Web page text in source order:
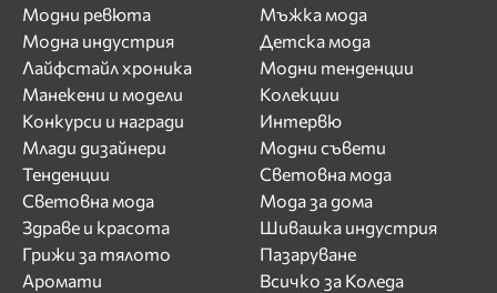
Модни ревюта
Модна индустрия
Лайфстайл хроника
Манекени и модели
Конкурси и награди
Млади дизайнери
Тенденции
Световна мода
Здраве и красота
Грижи за тялото
Аромати
Мъжка мода
Детска мода
Модни тенденции
Колекции
Интервю
Модни съвети
Световна мода
Мода за дома
Шивашка индустрия
Пазаруване
Всичко за Коледа